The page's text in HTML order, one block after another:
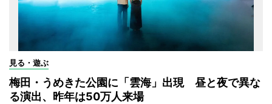
見る・遊ぶ
梅田・うめきた公園に「雲海」出現 昼と夜で異な
る演出、昨年は50万人来場